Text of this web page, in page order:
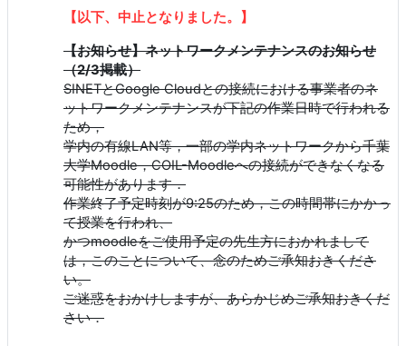
【以下、中止となりました。】
【お知らせ】ネットワークメンテナンスのお知らせ
（2/3掲載）
SINETとGoogle Cloudとの接続における事業者のネ
ットワークメンテナンスが下記の作業日時で行われる
ため，
学内の有線LAN等，一部の学内ネットワークから千葉
大学Moodle，COIL-Moodleへの接続ができなくなる
可能性があります．
作業終了予定時刻が9:25のため，この時間帯にかかっ
て授業を行われ、
かつmoodleをご使用予定の先生方におかれまして
は，このことについて、念のためご承知おきくださ
い。
ご迷惑をおかけしますが、あらかじめご承知おきくだ
さい．